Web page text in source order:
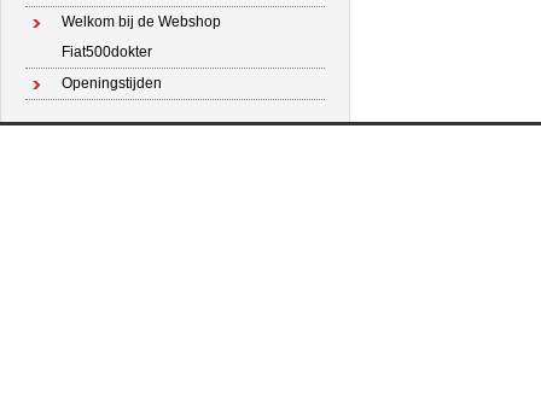
Welkom bij de Webshop
Fiat500dokter
Openingstijden